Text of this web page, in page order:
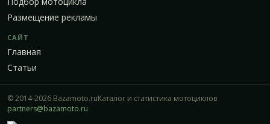
Размещение рекламы
САЙТ
Главная
Статьи
© 2014-2026 Bazamoto.ruКаталог и статистика мотоциклов
partners@bazamoto.ru